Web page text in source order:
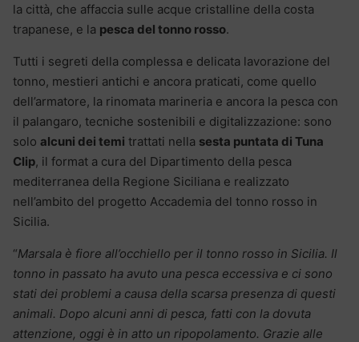
la città, che affaccia sulle acque cristalline della costa
trapanese, e la pesca del tonno rosso.
Tutti i segreti della complessa e delicata lavorazione del
tonno, mestieri antichi e ancora praticati, come quello
dell’armatore, la rinomata marineria e ancora la pesca con
il palangaro, tecniche sostenibili e digitalizzazione: sono
solo alcuni dei temi trattati nella sesta puntata di Tuna
Clip, il format a cura del Dipartimento della pesca
mediterranea della Regione Siciliana e realizzato
nell’ambito del progetto Accademia del tonno rosso in
Sicilia.
“Marsala è fiore all’occhiello per il tonno rosso in Sicilia. Il
tonno in passato ha avuto una pesca eccessiva e ci sono
stati dei problemi a causa della scarsa presenza di questi
animali. Dopo alcuni anni di pesca, fatti con la dovuta
attenzione, oggi è in atto un ripopolamento. Grazie alle